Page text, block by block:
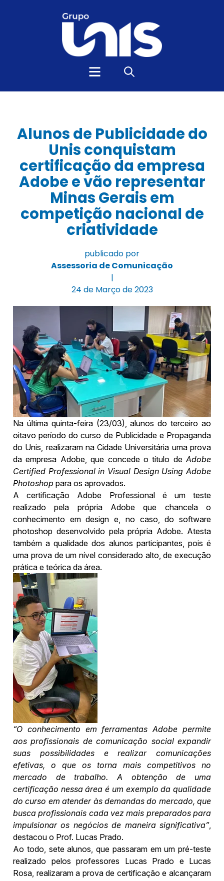
Alunos de Publicidade do
Unis conquistam
certificação da empresa
Adobe e vão representar
Minas Gerais em
competição nacional de
criatividade
publicado por
Assessoria de Comunicação
|
24 de Março de 2023
Na última quinta-feira (23/03), alunos do terceiro ao
oitavo período do curso de Publicidade e Propaganda
do Unis, realizaram na Cidade Universitária uma prova
da empresa Adobe, que concede o título de Adobe
Certified Professional in Visual Design Using Adobe
Photoshop para os aprovados.
A certificação Adobe Professional é um teste
realizado pela própria Adobe que chancela o
conhecimento em design e, no caso, do software
photoshop desenvolvido pela própria Adobe. Atesta
também a qualidade dos alunos participantes, pois é
uma prova de um nível considerado alto, de execução
prática e teórica da área.
“O conhecimento em ferramentas Adobe permite
aos profissionais de comunicação social expandir
suas possibilidades e realizar comunicações
efetivas, o que os torna mais competitivos no
mercado de trabalho. A obtenção de uma
certificação nessa área é um exemplo da qualidade
do curso em atender às demandas do mercado, que
busca profissionais cada vez mais preparados para
impulsionar os negócios de maneira significativa”,
destacou o Prof. Lucas Prado.
Ao todo, sete alunos, que passaram em um pré-teste
realizado pelos professores Lucas Prado e Lucas
Rosa, realizaram a prova de certificação e alcançaram